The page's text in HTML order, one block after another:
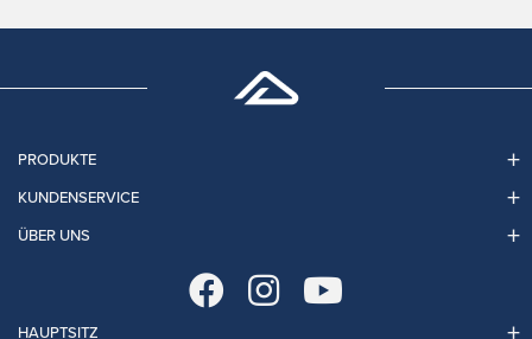
PRODUKTE
KUNDENSERVICE
ÜBER UNS
HAUPTSITZ